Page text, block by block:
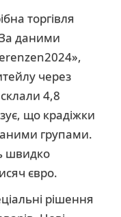
торгівля
даними
через
склали 4,8
що крадіжки
групами.
швидко
євро.
рішення